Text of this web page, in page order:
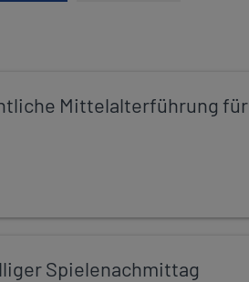
Mittelalterführung für
Spielenachmittag